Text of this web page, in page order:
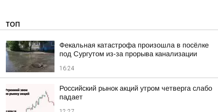
ТОП
Фекальная катастрофа произошла в посёлке
под Сургутом из-за прорыва канализации
16:24
Российский рынок акций утром четверга слабо
падает